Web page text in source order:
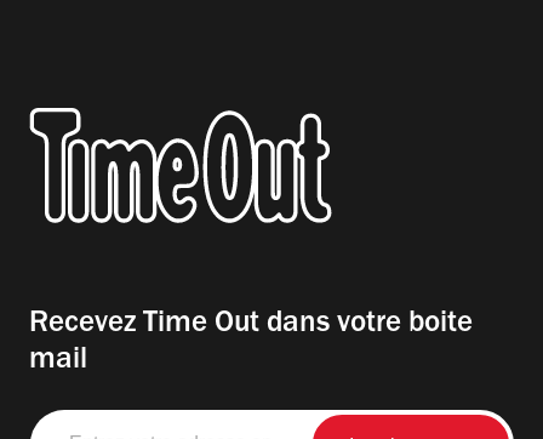
Recevez Time Out dans votre boite
mail
Entrez